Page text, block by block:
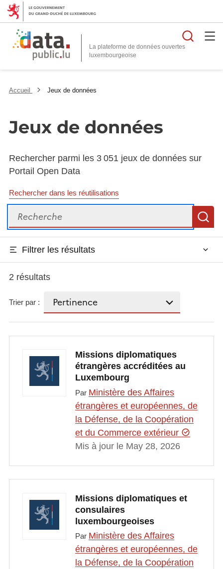
La plateforme de données ouvertes
Accueil Jeux de données
Jeux de données
Rechercher parmi les 3 051 jeux de données sur
Portail Open Data
Rechercher dans les réutilisations
Recherche
Filtrer les résultats
2 résultats
Trier par :
Missions diplomatiques
étrangères accréditées au
Luxembourg
Par Ministère des Affaires
étrangères et européennes, de
la Défense, de la Coopération
et du Commerce extérieur
Mis à jour le May 28, 2026
Missions diplomatiques et
consulaires
luxembourgeoises
Par Ministère des Affaires
étrangères et européennes, de
la Défense, de la Coopération